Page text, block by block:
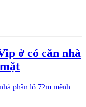
ở có căn nhà